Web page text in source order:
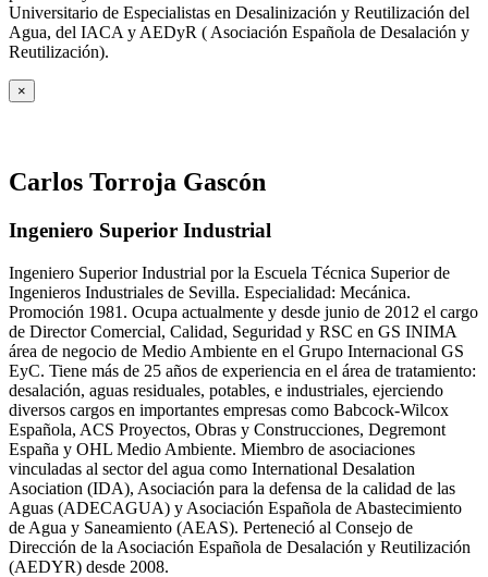
Universitario de Especialistas en Desalinización y Reutilización del
Agua, del IACA y AEDyR ( Asociación Española de Desalación y
Reutilización).
×
Carlos Torroja Gascón
Ingeniero Superior Industrial
Ingeniero Superior Industrial por la Escuela Técnica Superior de
Ingenieros Industriales de Sevilla. Especialidad: Mecánica.
Promoción 1981. Ocupa actualmente y desde junio de 2012 el cargo
de Director Comercial, Calidad, Seguridad y RSC en GS INIMA
área de negocio de Medio Ambiente en el Grupo Internacional GS
EyC. Tiene más de 25 años de experiencia en el área de tratamiento:
desalación, aguas residuales, potables, e industriales, ejerciendo
diversos cargos en importantes empresas como Babcock-Wilcox
Española, ACS Proyectos, Obras y Construcciones, Degremont
España y OHL Medio Ambiente. Miembro de asociaciones
vinculadas al sector del agua como International Desalation
Asociation (IDA), Asociación para la defensa de la calidad de las
Aguas (ADECAGUA) y Asociación Española de Abastecimiento
de Agua y Saneamiento (AEAS). Perteneció al Consejo de
Dirección de la Asociación Española de Desalación y Reutilización
(AEDYR) desde 2008.